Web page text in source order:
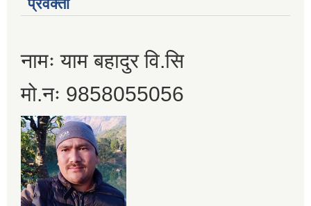
प्रवक्ता
नामः याम बहादुर वि.सि
मो.नः 9858055056